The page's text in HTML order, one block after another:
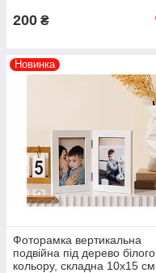
200 ₴
Новинка
Фоторамка вертикальна
подвійна під дерево білого
кольору, складна 10х15 см.